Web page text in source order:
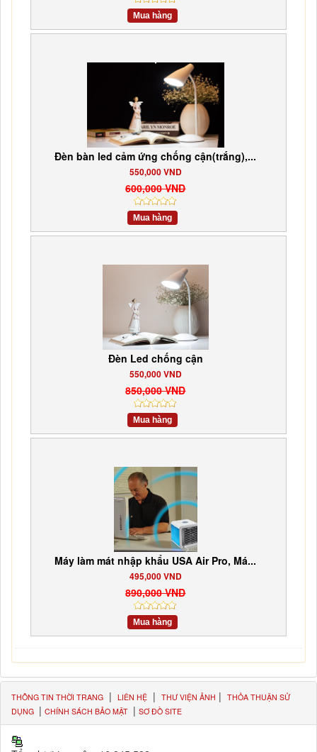
Mua hàng
Đèn bàn led cảm ứng chống cận(trắng),...
550,000 VND
600,000 VND
Mua hàng
Đèn Led chống cận
550,000 VND
850,000 VND
Mua hàng
Máy làm mát nhập khẩu USA Air Pro, Má...
495,000 VND
890,000 VND
Mua hàng
THÔNG TIN THỜI TRANG | LIÊN HỆ | THƯ VIỆN ẢNH | THỎA THUẬN SỬ
DỤNG | CHÍNH SÁCH BẢO MẬT | SƠ ĐỒ SITE